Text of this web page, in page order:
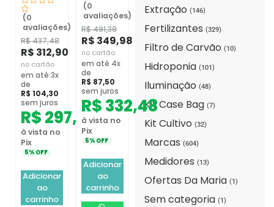
Extração(146)
Fertilizantes(329)
Filtro de Carvão(10)
Hidroponia(101)
Iluminação(48)
Kit Case Bag(7)
Kit Cultivo(32)
Marcas(604)
Medidores(13)
Ofertas Da Maria(1)
Sem categoria(1)
(0
avaliações)
R$437,48
R$ 312,90
no cartão
em até 3x
de
R$ 104,30
sem juros
R$297,26
à vista no
Pix
5% OFF
Adicionar
ao
carrinho
(0
avaliações)
R$491,38
R$ 349,98
no cartão
em até 4x
de
R$ 87,50
sem juros
R$332,48
à vista no
Pix
5% OFF
Adicionar
ao
carrinho